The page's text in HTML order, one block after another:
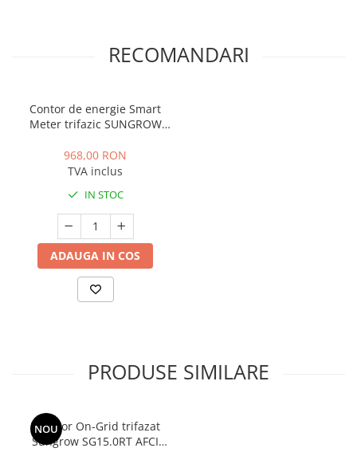
RECOMANDARI
Contor de energie Smart
Meter trifazic SUNGROW
968,00 RON
TVA inclus
IN STOC
ADAUGA IN COS
PRODUSE SIMILARE
NOU
Invertor On-Grid trifazat
Sungrow SG15.0RT AFCI